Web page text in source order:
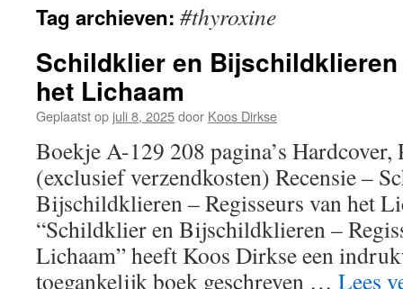
Tag archieven: #thyroxine
Schildklier en
het Lichaam
Geplaatst op juli 8, 2025door Koos Dirkse
Boekje A-129 208 pagina’s
(exclusief verzendkosten) Recensie –
Bijschildklieren – Regisseurs van het
“Schildklier en Bijschildklieren –
Lichaam” heeft Koos Dirkse een
toegankelijk boek geschreven … Lees